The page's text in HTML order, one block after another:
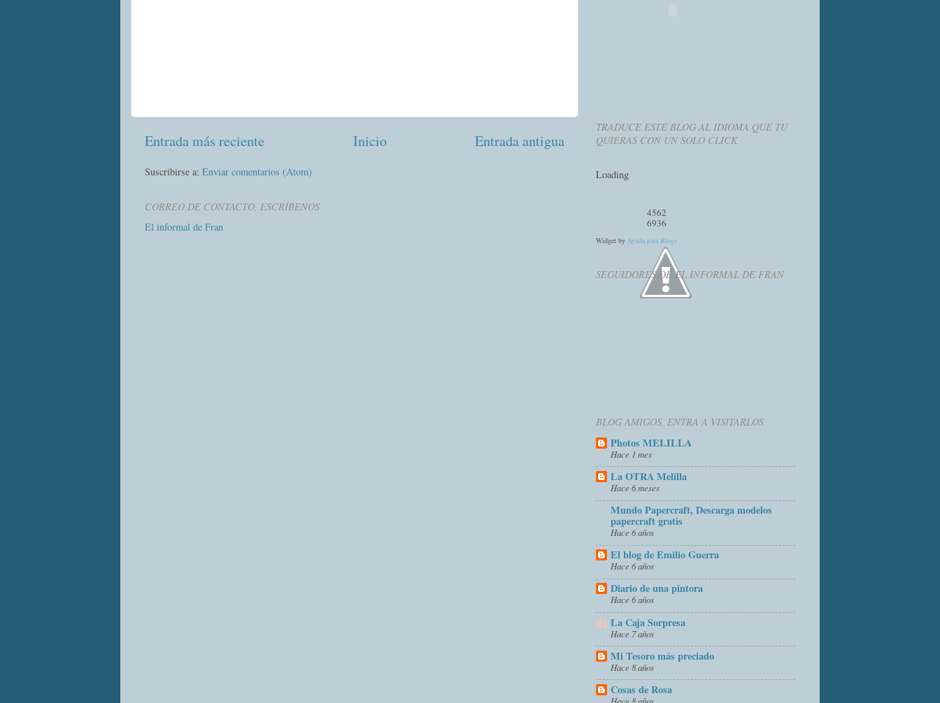
Entrada más reciente Entrada antigua
Inicio
Suscribirse a: Enviar comentarios (Atom)
CORREO DE CONTACTO, ESCRÍBENOS
El informal de Fran
TRADUCE ESTE BLOG AL IDIOMA QUE TU
QUIERAS CON UN SOLO CLICK
Loading
4562
6936
Widget by Ayuda para Blogs
SEGUIDORES DE EL INFORMAL DE FRAN
BLOG AMIGOS, ENTRA A VISITARLOS
Photos MELILLA
Hace 1 mes
La OTRA Melilla
Hace 6 meses
Mundo Papercraft, Descarga modelos
papercraft gratis
Hace 6 años
El blog de Emilio Guerra
Hace 6 años
Diario de una pintora
Hace 6 años
La Caja Sorpresa
Hace 7 años
Mi Tesoro más preciado
Hace 8 años
Cosas de Rosa